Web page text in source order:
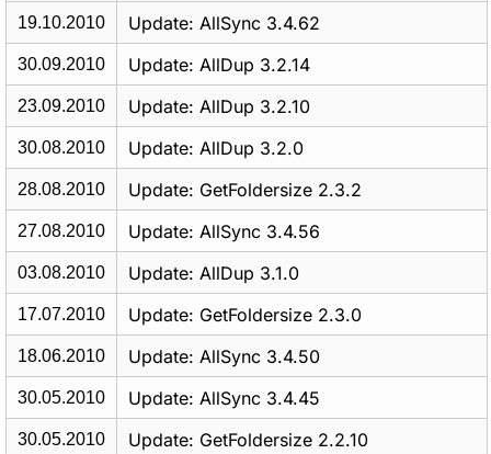
19.10.2010 Update: AllSync 3.4.62
30.09.2010 Update: AllDup 3.2.14
23.09.2010 Update: AllDup 3.2.10
30.08.2010 Update: AllDup 3.2.0
28.08.2010 Update: GetFoldersize 2.3.2
27.08.2010 Update: AllSync 3.4.56
03.08.2010 Update: AllDup 3.1.0
17.07.2010 Update: GetFoldersize 2.3.0
18.06.2010 Update: AllSync 3.4.50
30.05.2010 Update: AllSync 3.4.45
30.05.2010 Update: GetFoldersize 2.2.10